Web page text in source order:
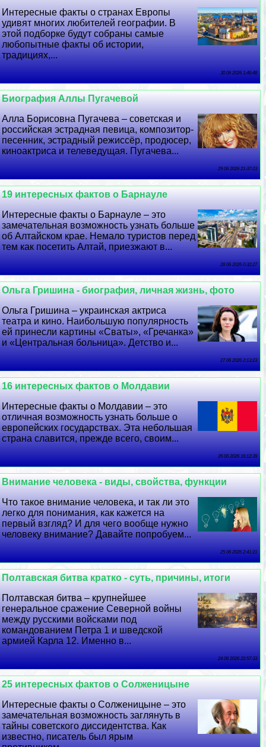
Интересные факты о странах Европы
удивят многих любителей географии. В
этой подборке будут собраны самые
любопытные факты об истории,
традициях,...
30 06 2026 1:46:48
Биография Аллы Пугачевой
Алла Борисовна Пугачева – советская и
российская эстрадная певица, композитор-
песенник, эстрадный режиссёр, продюсер,
киноактриса и телеведущая. Пугачева...
29 06 2026 21:37:23
19 интересных фактов о Барнауле
Интересные факты о Барнауле – это
замечательная возможность узнать больше
об Алтайском крае. Немало туристов перед
тем как посетить Алтай, приезжают в...
28 06 2026 0:32:27
Ольга Гришина - биография, личная жизнь, фото
Ольга Гришина – украинская актриса
театра и кино. Наибольшую популярность
ей принесли картины «Сваты», «Гречанка»
и «Центральная больница». Детство и...
27 06 2026 2:13:23
16 интересных фактов о Молдавии
Интересные факты о Молдавии – это
отличная возможность узнать больше о
европейских государствах. Эта небольшая
страна славится, прежде всего, своим...
26 06 2026 16:12:39
Внимание человека - виды, свойства, функции
Что такое внимание человека, и так ли это
легко для понимания, как кажется на
первый взгляд? И для чего вообще нужно
человеку внимание? Давайте попробуем...
25 06 2026 2:41:21
Полтавская битва кратко - суть, причины, итоги
Полтавская битва – крупнейшее
генеральное сражение Северной войны
между русскими войсками под
комaндованием Петра 1 и шведской
армией Карла 12. Именно в...
24 06 2026 22:57:33
25 интересных фактов о Солженицыне
Интересные факты о Солженицыне – это
замечательная возможность заглянуть в
тайны советского диссидентства. Как
известно, писатель был ярым